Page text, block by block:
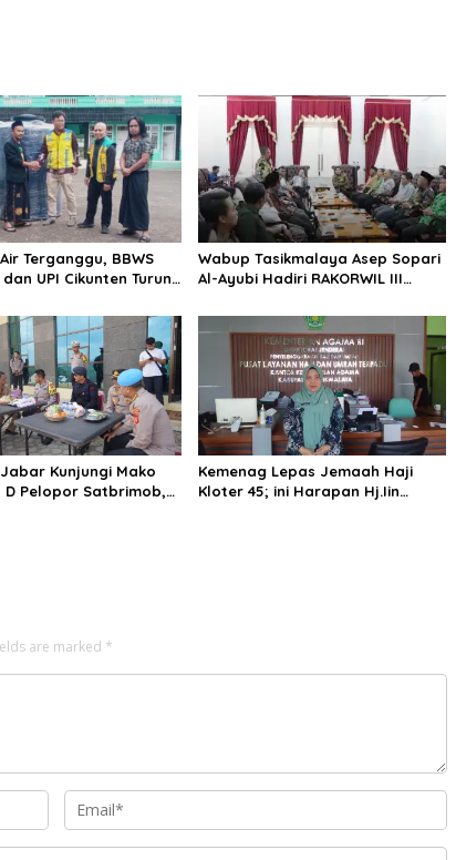
Terganggu, BBWS
UPI Cikunten Turun
Wabup Tasikmalaya Asep Sopari
Al-Ayubi Hadiri RAKORWIL III
Perkuat Sinergi dan Kolaborasi
Antarwilayah
Kunjungi Mako
Pelopor Satbrimob,
Kemenag Lepas Jemaah Haji
Kloter 45; ini Harapan Hj.Iin
are marked *